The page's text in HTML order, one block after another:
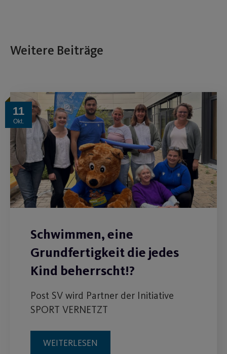
Weitere Beiträge
11
Okt.
Schwimmen, eine
Grundfertigkeit die jedes
Kind beherrscht!?
Post SV wird Partner der Initiative
SPORT VERNETZT
WEITERLESEN